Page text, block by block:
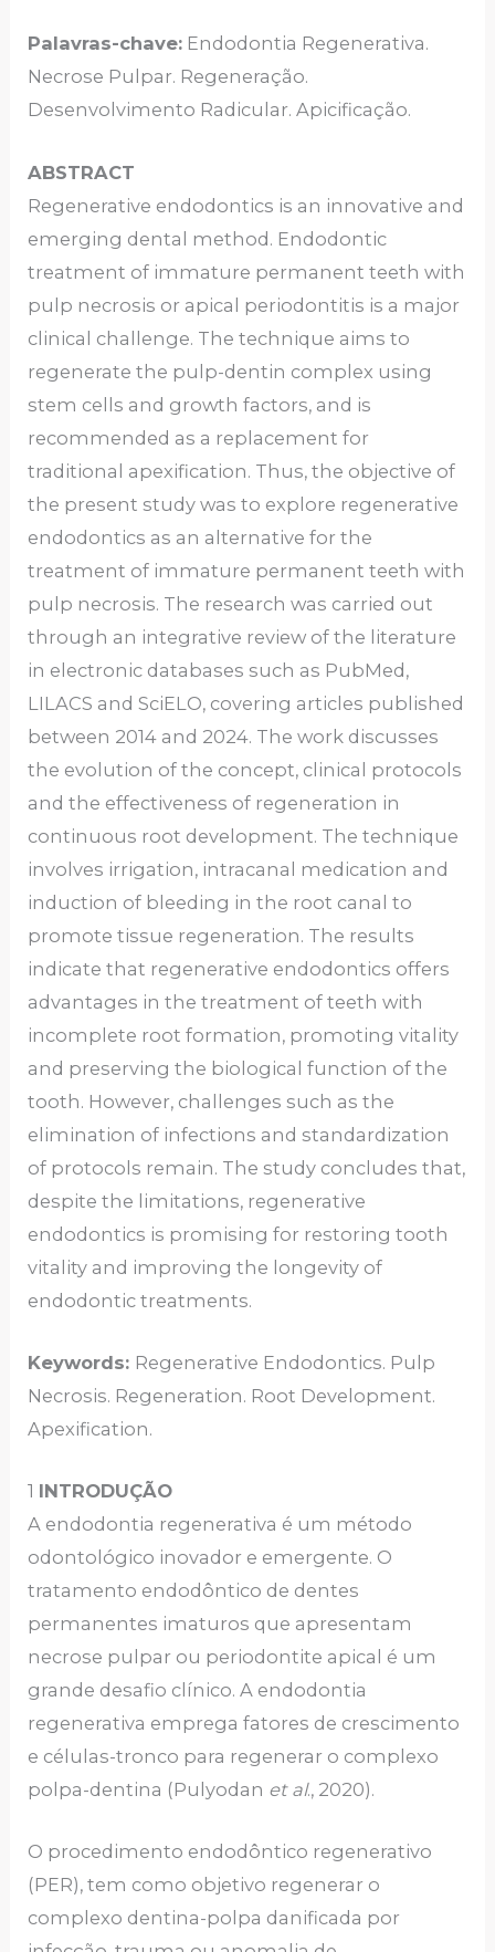
Palavras-chave: Endodontia Regenerativa.
Necrose Pulpar. Regeneração.
Desenvolvimento Radicular. Apicificação.
ABSTRACT
Regenerative endodontics is an innovative and
emerging dental method. Endodontic
treatment of immature permanent teeth with
pulp necrosis or apical periodontitis is a major
clinical challenge. The technique aims to
regenerate the pulp-dentin complex using
stem cells and growth factors, and is
recommended as a replacement for
traditional apexification. Thus, the objective of
the present study was to explore regenerative
endodontics as an alternative for the
treatment of immature permanent teeth with
pulp necrosis. The research was carried out
through an integrative review of the literature
in electronic databases such as PubMed,
LILACS and SciELO, covering articles published
between 2014 and 2024. The work discusses
the evolution of the concept, clinical protocols
and the effectiveness of regeneration in
continuous root development. The technique
involves irrigation, intracanal medication and
induction of bleeding in the root canal to
promote tissue regeneration. The results
indicate that regenerative endodontics offers
advantages in the treatment of teeth with
incomplete root formation, promoting vitality
and preserving the biological function of the
tooth. However, challenges such as the
elimination of infections and standardization
of protocols remain. The study concludes that,
despite the limitations, regenerative
endodontics is promising for restoring tooth
vitality and improving the longevity of
endodontic treatments.
Keywords: Regenerative Endodontics. Pulp
Necrosis. Regeneration. Root Development.
Apexification.
1 INTRODUÇÃO
A endodontia regenerativa é um método
odontológico inovador e emergente. O
tratamento endodôntico de dentes
permanentes imaturos que apresentam
necrose pulpar ou periodontite apical é um
grande desafio clínico. A endodontia
regenerativa emprega fatores de crescimento
e células-tronco para regenerar o complexo
polpa-dentina (Pulyodan et al., 2020).
O procedimento endodôntico regenerativo
(PER), tem como objetivo regenerar o
complexo dentina-polpa danificada por